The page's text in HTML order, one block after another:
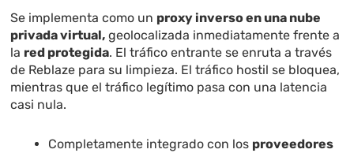
Se implementa como un proxy inverso en una nube
privada virtual, geolocalizada inmediatamente frente a
la red protegida. El tráfico entrante se enruta a través
de Reblaze para su limpieza. El tráfico hostil se bloquea,
mientras que el tráfico legítimo pasa con una latencia
casi nula.
Completamente integrado con los proveedores